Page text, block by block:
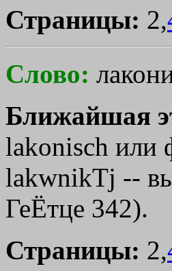
Страницы: 2,
Слово:
Ближайшая
lakonisch или
lakwnikТj --
ГеЁтце 342).
Страницы: 2,